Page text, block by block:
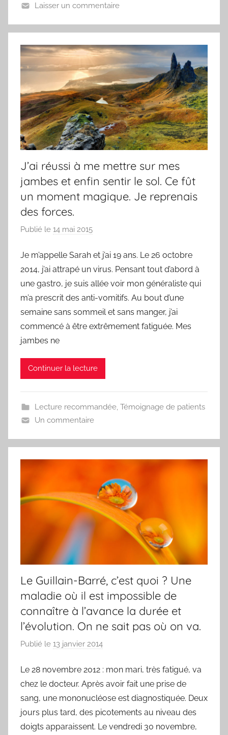
Laisser un commentaire
J’ai réussi à me mettre sur mes
jambes et enfin sentir le sol. Ce fût
un moment magique. Je reprenais
des forces.
Publié le 14 mai 2015
r
F
r
e
d
Je m’appelle Sarah et j’ai 19 ans. Le 26 octobre
2014, j’ai attrapé un virus. Pensant tout d’abord à
une gastro, je suis allée voir mon généraliste qui
m’a prescrit des anti-vomitifs. Au bout d’une
semaine sans sommeil et sans manger, j’ai
commencé à être extrêmement fatiguée. Mes
jambes ne
Continuer la lecture
Lecture recommandée, Témoignage de patients
Un commentaire
Le Guillain-Barré, c’est quoi ? Une
maladie où il est impossible de
connaître à l’avance la durée et
l’évolution. On ne sait pas où on va.
Publié le 13 janvier 2014
r
F
r
e
d
Le 28 novembre 2012 : mon mari, très fatigué, va
chez le docteur. Après avoir fait une prise de
sang, une mononucléose est diagnostiquée. Deux
jours plus tard, des picotements au niveau des
doigts apparaissent. Le vendredi 30 novembre,